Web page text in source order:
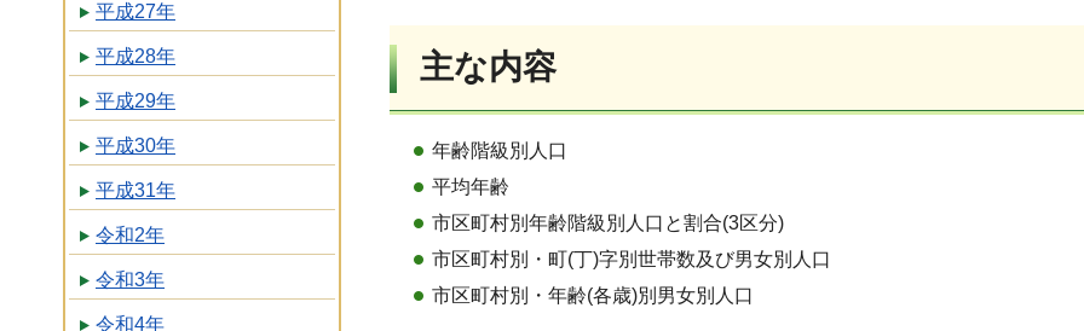
平成27年
平成28年
平成29年
平成30年
平成31年
令和2年
令和3年
令和4年
主な内容
年齢階級別人口
平均年齢
市区町村別年齢階級別人口と割合(3区分)
市区町村別・町(丁)字別世帯数及び男女別人口
市区町村別・年齢(各歳)別男女別人口